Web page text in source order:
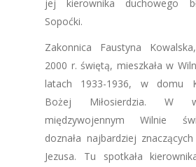
jej kierownika duchowego
Sopoćki.
Zakonnica Faustyna
2000 r. świętą, mieszkała w
latach 1933-1936, w domu
Bożej Miłosierdzia. W
międzywojennym Wilnie
doznała najbardziej
Jezusa. Tu spotkała